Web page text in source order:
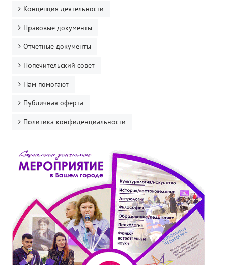
Концепция деятельности
Правовые документы
Отчетные документы
Попечительский совет
Нам помогают
Публичная оферта
Политика конфиденциальности